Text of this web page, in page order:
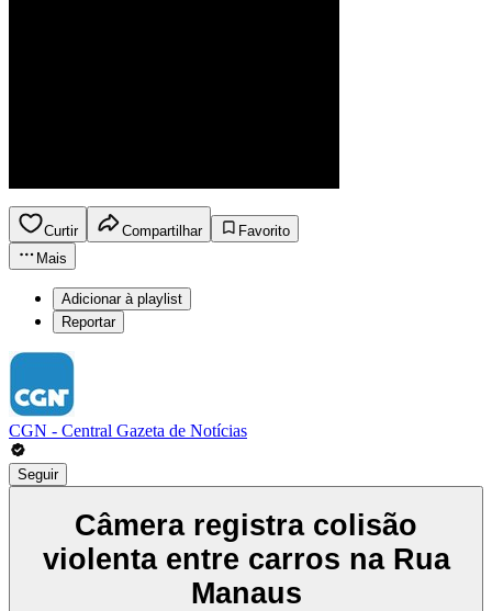
Curtir Compartilhar
Favorito
Mais
Adicionar à playlist
Reportar
CGN - Central Gazeta de Notícias
Seguir
Câmera registra colisão
violenta entre carros na Rua
Manaus